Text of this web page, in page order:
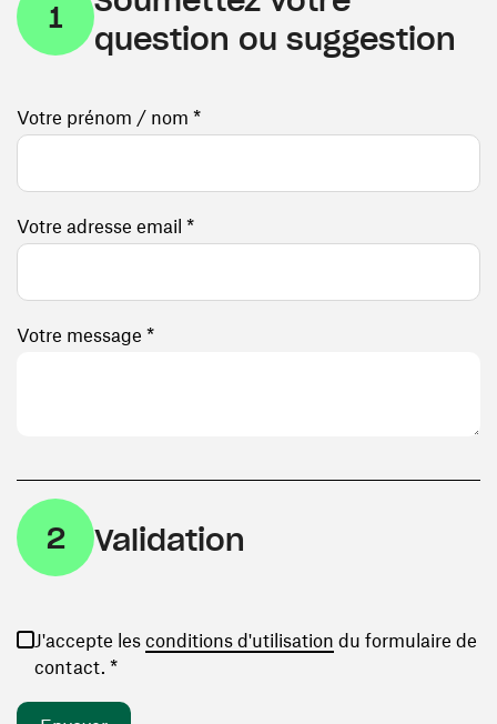
1
question ou suggestion
Votre prénom / nom *
Votre adresse email *
Votre message *
2 Validation
J'accepte les conditions d'utilisation (ouvre une
du formulaire de
contact. *